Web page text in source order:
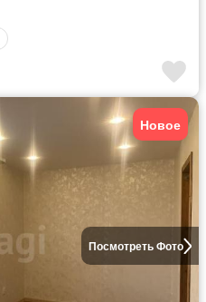
Посмотреть Фото
Новое